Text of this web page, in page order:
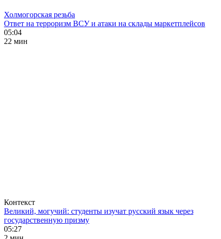
Холмогорская резьба
Ответ на терроризм ВСУ и атаки на склады маркетплейсов
05:04
22 мин
Контекст
Великий, могучий: студенты изучат русский язык через
государственную призму
05:27